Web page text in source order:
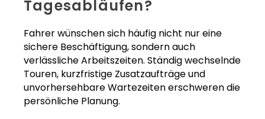
Tagesabläufen?
Fahrer wünschen sich häufig nicht nur eine
sichere Beschäftigung, sondern auch
verlässliche Arbeitszeiten. Ständig wechselnde
Touren, kurzfristige Zusatzaufträge und
unvorhersehbare Wartezeiten erschweren die
persönliche Planung.